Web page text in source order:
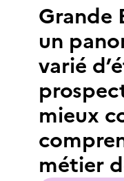
Grande
un
varié
mieux
métier